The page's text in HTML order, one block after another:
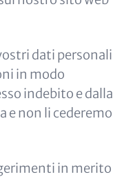
dati personali
in modo
indebito e dalla
e non li cederemo
in merito